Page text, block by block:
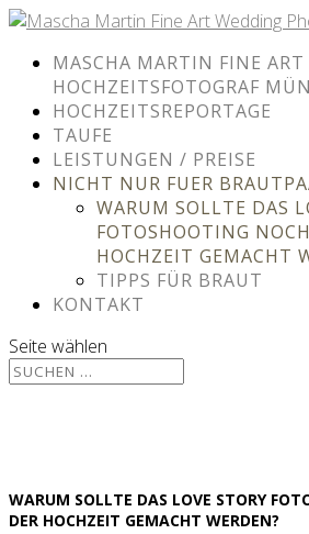
MASCHA MARTIN FINE ART
HOCHZEITSFOTOGRAF
HOCHZEITSREPORTAGE
TAUFE
LEISTUNGEN / PREISE
NICHT NUR FUER
WARUM SOLLTE DAS
FOTOSHOOTING
HOCHZEIT GEMACHT
TIPPS FÜR BRAUT
KONTAKT
Seite wählen
WARUM SOLLTE DAS LOVE STORY
DER HOCHZEIT GEMACHT WERDEN?